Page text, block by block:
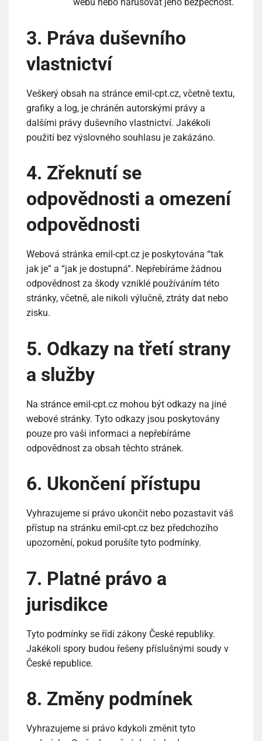
3. Práva duševního
vlastnictví
Veškerý obsah na stránce emil-cpt.cz, včetně textu,
grafiky a log, je chráněn autorskými právy a
dalšími právy duševního vlastnictví. Jakékoli
použití bez výslovného souhlasu je zakázáno.
4. Zřeknutí se
odpovědnosti a omezení
odpovědnosti
Webová stránka emil-cpt.cz je poskytována “tak
jak je” a “jak je dostupná”. Nepřebíráme žádnou
odpovědnost za škody vzniklé používáním této
stránky, včetně, ale nikoli výlučně, ztráty dat nebo
zisku.
5. Odkazy na třetí strany
a služby
Na stránce emil-cpt.cz mohou být odkazy na jiné
webové stránky. Tyto odkazy jsou poskytovány
pouze pro vaši informaci a nepřebíráme
odpovědnost za obsah těchto stránek.
6. Ukončení přístupu
Vyhrazujeme si právo ukončit nebo pozastavit váš
přístup na stránku emil-cpt.cz bez předchozího
upozornění, pokud porušíte tyto podmínky.
7. Platné právo a
jurisdikce
Tyto podmínky se řídí zákony České republiky.
Jakékoli spory budou řešeny příslušnými soudy v
České republice.
8. Změny podmínek
Vyhrazujeme si právo kdykoli změnit tyto